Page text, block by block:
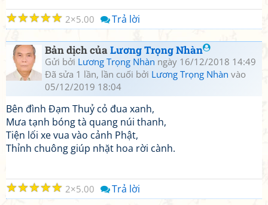
☆
☆
☆
☆
☆ 2 5.00 Trả lời
Bản dịch củaLương Trọng Nhàn
Gửi bởi Lương Trọng Nhàn ngày 16/12/2018 14:49
Đã sửa 1 lần, lần cuối bởi Lương Trọng Nhàn vào
05/12/2019 18:04
Bên đình Đạm Thuỷ cỏ đua xanh,
Mưa tạnh bóng tà quang núi thanh,
Tiện lối xe vua vào cảnh Phật,
Thỉnh chuông giúp nhặt hoa rời cành.
☆
☆
☆
☆
☆ 2 5.00 Trả lời